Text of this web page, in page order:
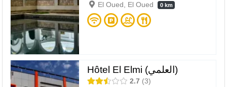
El Oued, El Oued
0 km
Hôtel El Elmi (العلمي)
2.7
3